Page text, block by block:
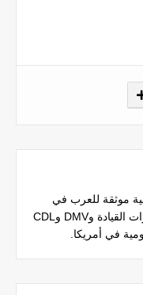
موثقة للعرب في
الولايات المتحدة عن اختبارات القيادة وDMV وCDL
في أمريكا.